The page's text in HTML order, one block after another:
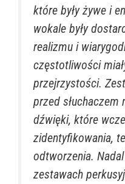
które były żywe i
wokale były
realizmu i
częstotliwości
przejrzystości.
przed słuchaczem
dźwięki, które
zidentyfikowania,
odtworzenia.
zestawach